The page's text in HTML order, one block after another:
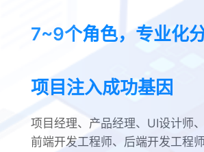
7~9个角色，专业化
项目注入成功基因
项目经理、产品经理、UI设计师
前端开发工程师、后端开发工程